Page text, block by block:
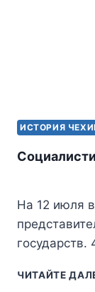
ИСТОРИЯ
На 12 июля
государств.
ЧИТАЙТЕ